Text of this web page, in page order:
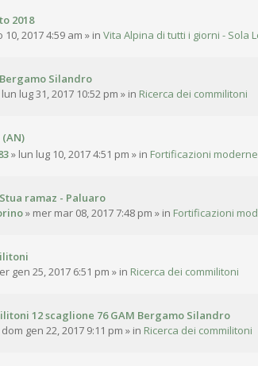
2018
10, 2017 4:59 am » in Vita Alpina di tutti i giorni - Sola
Silandro
lun lug 31, 2017 10:52 pm » in Ricerca dei commilitoni
» lun lug 10, 2017 4:51 pm » in Fortificazioni moderne
ramaz - Paluaro
» mer mar 08, 2017 7:48 pm » in Fortificazioni
gen 25, 2017 6:51 pm » in Ricerca dei commilitoni
12 scaglione 76 GAM Bergamo Silandro
dom gen 22, 2017 9:11 pm » in Ricerca dei commilitoni